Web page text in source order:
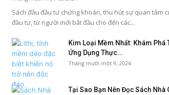
Sách đầu đầu tư chứng khoán, thu hút sự quan tâm
đầu tư, từ người mới bắt đầu cho đến các...
Kim Loại Mềm Nhất: Khám Phá
Ứng Dụng Thực...
Tháng mười một 9, 2024
Tại Sao Bạn Nên Đọc Sách Nhà